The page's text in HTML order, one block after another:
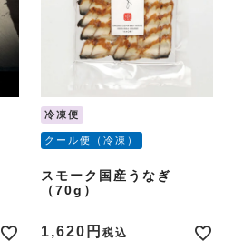
冷凍便
クール便（冷凍）
スモーク国産うなぎ
（70g）
1,620 税込